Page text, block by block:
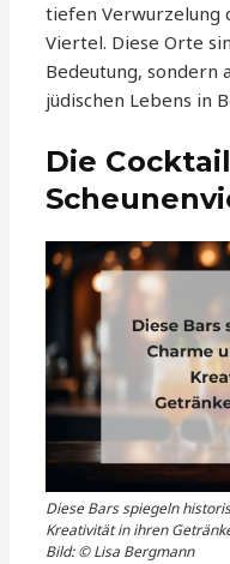
tiefen Verwurzelung
Viertel. Diese Orte
Bedeutung, sondern
jüdischen Lebens in
Die
Diese Bars spiegeln
Kreativität in ihren
Bild: © Lisa Bergmann